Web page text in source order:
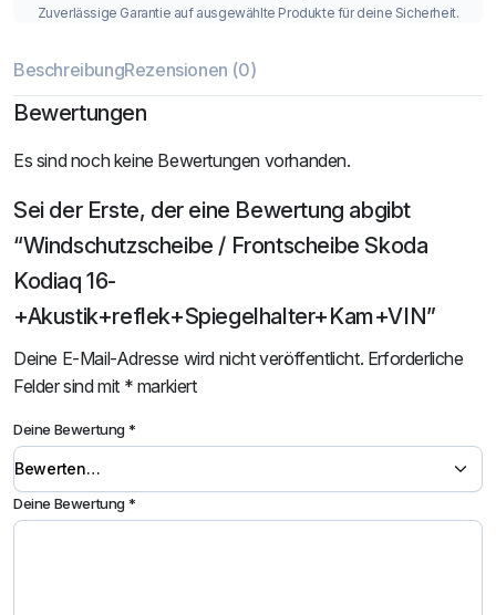
Zuverlässige Garantie auf ausgewählte Produkte für deine Sicherheit.
BeschreibungRezensionen (0)
Bewertungen
Es sind noch keine Bewertungen vorhanden.
Sei der Erste, der eine Bewertung abgibt
“Windschutzscheibe / Frontscheibe Skoda
Kodiaq 16-
+Akustik+reflek+Spiegelhalter+Kam+VIN”
Deine E-Mail-Adresse wird nicht veröffentlicht. Erforderliche
Felder sind mit * markiert
Deine Bewertung*
Deine Bewertung*